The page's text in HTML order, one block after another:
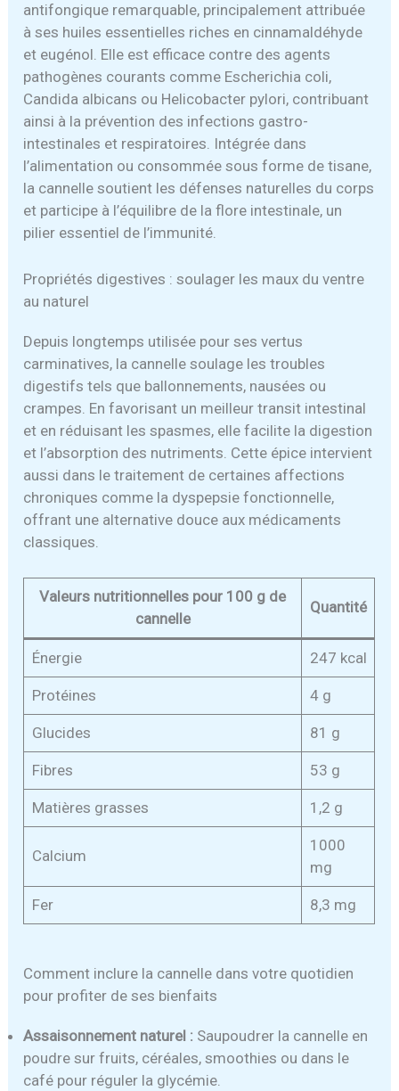
antifongique remarquable, principalement attribuée
à ses huiles essentielles riches en cinnamaldéhyde
et eugénol. Elle est efficace contre des agents
pathogènes courants comme Escherichia coli,
Candida albicans ou Helicobacter pylori, contribuant
ainsi à la prévention des infections gastro-
intestinales et respiratoires. Intégrée dans
l’alimentation ou consommée sous forme de tisane,
la cannelle soutient les défenses naturelles du corps
et participe à l’équilibre de la flore intestinale, un
pilier essentiel de l’immunité.
Propriétés digestives : soulager les maux du ventre
au naturel
Depuis longtemps utilisée pour ses vertus
carminatives, la cannelle soulage les troubles
digestifs tels que ballonnements, nausées ou
crampes. En favorisant un meilleur transit intestinal
et en réduisant les spasmes, elle facilite la digestion
et l’absorption des nutriments. Cette épice intervient
aussi dans le traitement de certaines affections
chroniques comme la dyspepsie fonctionnelle,
offrant une alternative douce aux médicaments
classiques.
Valeurs nutritionnelles pour 100 g de
cannelle
Quantité
Énergie 247 kcal
Protéines 4 g
Glucides 81 g
Fibres 53 g
Matières grasses 1,2 g
Calcium
1000
mg
Fer 8,3 mg
Comment inclure la cannelle dans votre quotidien
pour profiter de ses bienfaits
Assaisonnement naturel : Saupoudrer la cannelle en
poudre sur fruits, céréales, smoothies ou dans le
café pour réguler la glycémie.